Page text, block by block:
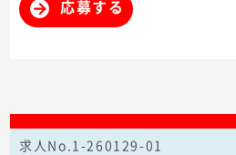
応募する
求人No.1-260129-01